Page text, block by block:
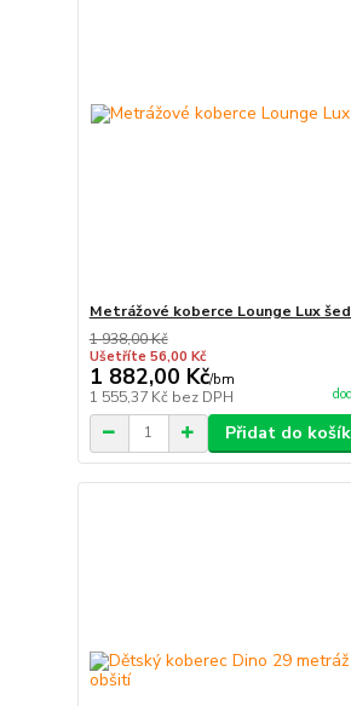
Metrážové koberce Lounge Lux
1 938,00 Kč
Ušetříte 56,00 Kč
1 882,00 Kč/bm
1 555,37 Kč bez DPH
Přidat do